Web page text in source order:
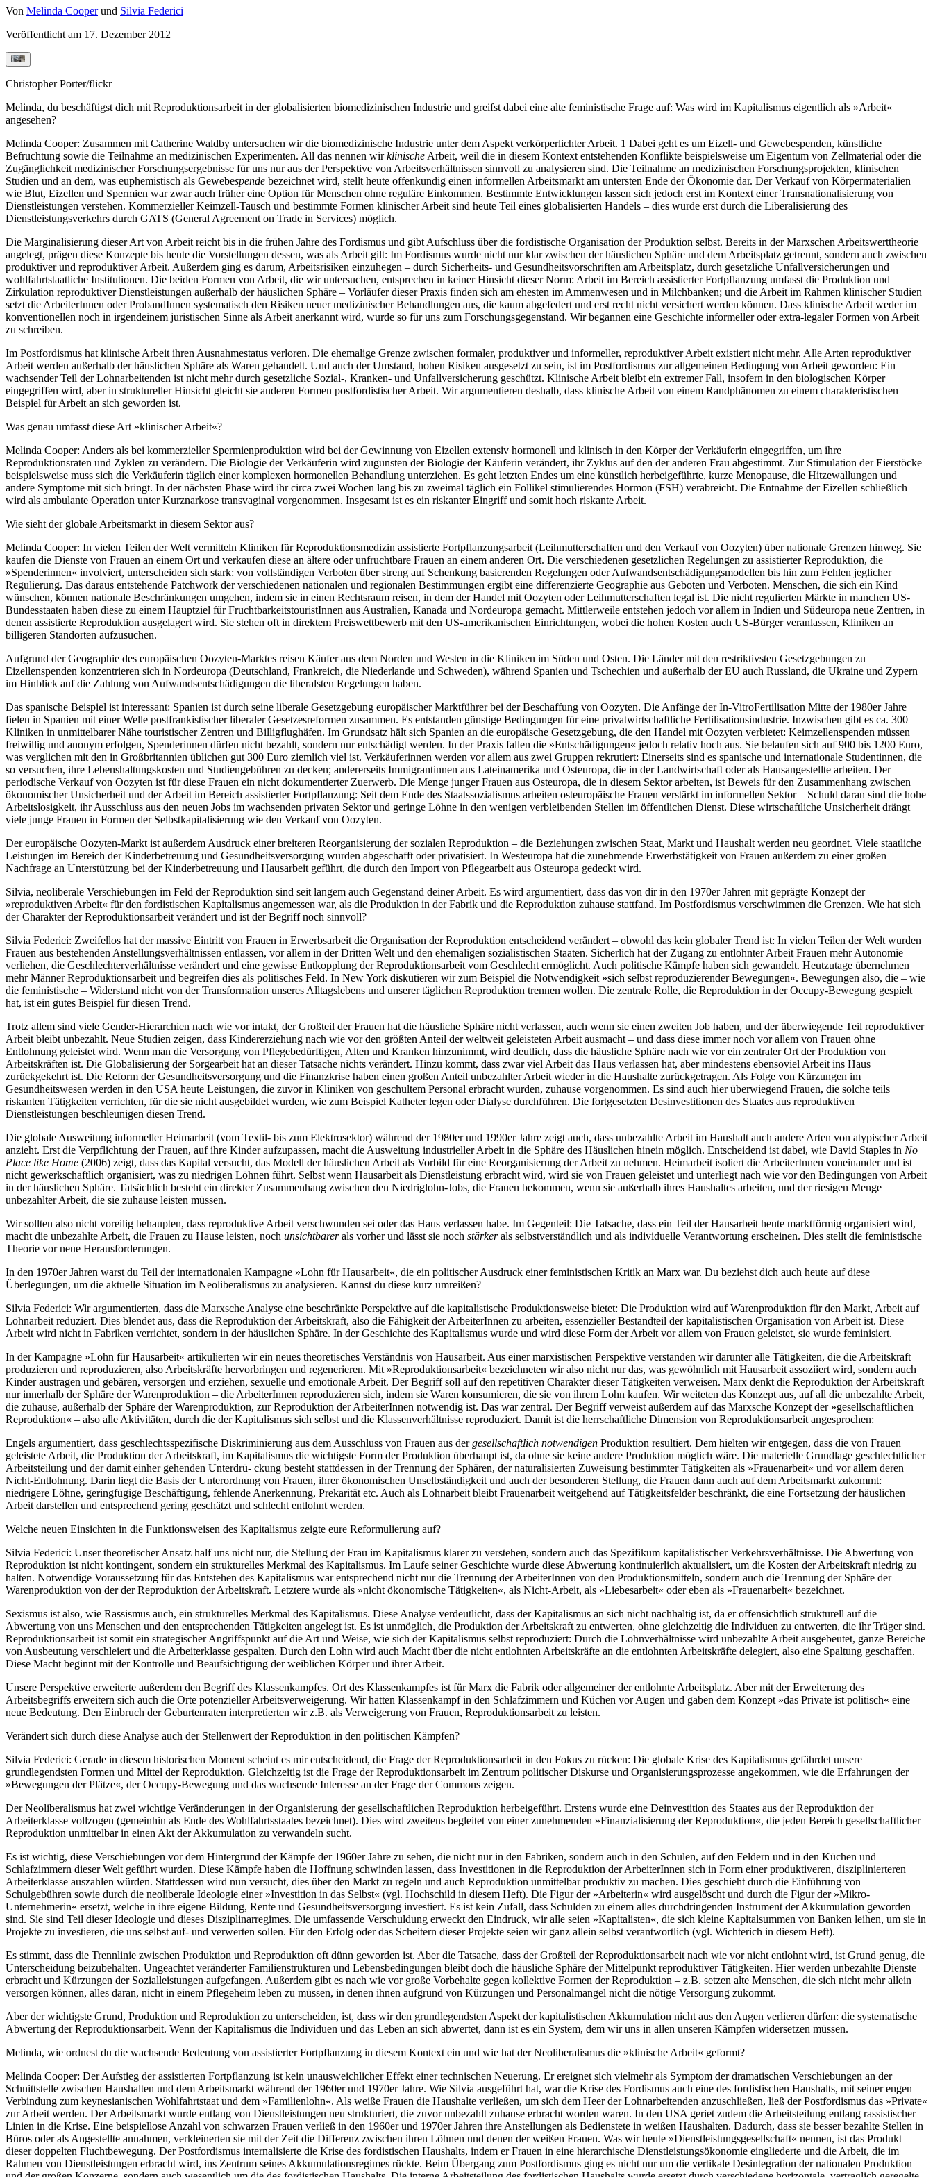
Von Melinda Cooperund Silvia Federici
Veröffentlicht am 17. Dezember 2012
Christopher Porter/flickr
Melinda, du beschäftigst dich mit Reproduktionsarbeit in der globalisierten biomedizinischen Industrie und greifst dabei eine alte feministische Frage auf: Was wird im Kapitalismus eigentlich als »Arbeit«
angesehen?
Melinda Cooper: Zusammen mit Catherine Waldby untersuchen wir die biomedizinische Industrie unter dem Aspekt verkörperlichter Arbeit. 1 Dabei geht es um Eizell- und Gewebespenden, künstliche
Befruchtung sowie die Teilnahme an medizinischen Experimenten. All das nennen wirklinische Arbeit, weil die in diesem Kontext entstehenden Konflikte beispielsweise um Eigentum von Zellmaterial oder die
Zugänglichkeit medizinischer Forschungsergebnisse für uns nur aus der Perspektive von Arbeitsverhältnissen sinnvoll zu analysieren sind. Die Teilnahme an medizinischen Forschungsprojekten, klinischen
Studien und an dem, was euphemistisch als Gewebespende bezeichnet wird, stellt heute offenkundig einen informellen Arbeitsmarkt am untersten Ende der Ökonomie dar. Der Verkauf von Körpermaterialien
wie Blut, Eizellen und Spermien war zwar auch früher eine Option für Menschen ohne reguläre Einkommen. Bestimmte Entwicklungen lassen sich jedoch erst im Kontext einer Transnationalisierung von
Dienstleistungen verstehen. Kommerzieller Keimzell-Tausch und bestimmte Formen klinischer Arbeit sind heute Teil eines globalisierten Handels – dies wurde erst durch die Liberalisierung des
Dienstleistungsverkehrs durch GATS (General Agreement on Trade in Services) möglich.
Die Marginalisierung dieser Art von Arbeit reicht bis in die frühen Jahre des Fordismus und gibt Aufschluss über die fordistische Organisation der Produktion selbst. Bereits in der Marxschen Arbeitswerttheorie
angelegt, prägen diese Konzepte bis heute die Vorstellungen dessen, was als Arbeit gilt: Im Fordismus wurde nicht nur klar zwischen der häuslichen Sphäre und dem Arbeitsplatz getrennt, sondern auch zwischen
produktiver und reproduktiver Arbeit. Außerdem ging es darum, Arbeitsrisiken einzuhegen – durch Sicherheits- und Gesundheitsvorschriften am Arbeitsplatz, durch gesetzliche Unfallversicherungen und
wohlfahrtstaatliche Institutionen. Die beiden Formen von Arbeit, die wir untersuchen, entsprechen in keiner Hinsicht dieser Norm: Arbeit im Bereich assistierter Fortpflanzung umfasst die Produktion und
Zirkulation reproduktiver Dienstleistungen außerhalb der häuslichen Sphäre – Vorläufer dieser Praxis finden sich am ehesten im Ammenwesen und in Milchbanken; und die Arbeit im Rahmen klinischer Studien
setzt die ArbeiterInnen oder ProbandInnen systematisch den Risiken neuer medizinischer Behandlungen aus, die kaum abgefedert und erst recht nicht versichert werden können. Dass klinische Arbeit weder im
konventionellen noch in irgendeinem juristischen Sinne als Arbeit anerkannt wird, wurde so für uns zum Forschungsgegenstand. Wir begannen eine Geschichte informeller oder extra-legaler Formen von Arbeit
zu schreiben.
Im Postfordismus hat klinische Arbeit ihren Ausnahmestatus verloren. Die ehemalige Grenze zwischen formaler, produktiver und informeller, reproduktiver Arbeit existiert nicht mehr. Alle Arten reproduktiver
Arbeit werden außerhalb der häuslichen Sphäre als Waren gehandelt. Und auch der Umstand, hohen Risiken ausgesetzt zu sein, ist im Postfordismus zur allgemeinen Bedingung von Arbeit geworden: Ein
wachsender Teil der Lohnarbeitenden ist nicht mehr durch gesetzliche Sozial-, Kranken- und Unfallversicherung geschützt. Klinische Arbeit bleibt ein extremer Fall, insofern in den biologischen Körper
eingegriffen wird, aber in struktureller Hinsicht gleicht sie anderen Formen postfordistischer Arbeit. Wir argumentieren deshalb, dass klinische Arbeit von einem Randphänomen zu einem charakteristischen
Beispiel für Arbeit an sich geworden ist.
Was genau umfasst diese Art »klinischer Arbeit«?
Melinda Cooper: Anders als bei kommerzieller Spermienproduktion wird bei der Gewinnung von Eizellen extensiv hormonell und klinisch in den Körper der Verkäuferin eingegriffen, um ihre
Reproduktionsraten und Zyklen zu verändern. Die Biologie der Verkäuferin wird zugunsten der Biologie der Käuferin verändert, ihr Zyklus auf den der anderen Frau abgestimmt. Zur Stimulation der Eierstöcke
beispielsweise muss sich die Verkäuferin täglich einer komplexen hormonellen Behandlung unterziehen. Es geht letzten Endes um eine künstlich herbeigeführte, kurze Menopause, die Hitzewallungen und
andere Symptome mit sich bringt. In der nächsten Phase wird ihr circa zwei Wochen lang bis zu zweimal täglich ein Follikel stimulierendes Hormon (FSH) verabreicht. Die Entnahme der Eizellen schließlich
wird als ambulante Operation unter Kurznarkose transvaginal vorgenommen. Insgesamt ist es ein riskanter Eingriff und somit hoch riskante Arbeit.
Wie sieht der globale Arbeitsmarkt in diesem Sektor aus?
Melinda Cooper: In vielen Teilen der Welt vermitteln Kliniken für Reproduktionsmedizin assistierte Fortpflanzungsarbeit (Leihmutterschaften und den Verkauf von Oozyten) über nationale Grenzen hinweg. Sie
kaufen die Dienste von Frauen an einem Ort und verkaufen diese an ältere oder unfruchtbare Frauen an einem anderen Ort. Die verschiedenen gesetzlichen Regelungen zu assistierter Reproduktion, die
»Spenderinnen« involviert, unterscheiden sich stark: von vollständigen Verboten über streng auf Schenkung basierenden Regelungen oder Aufwandsentschädigungsmodellen bis hin zum Fehlen jeglicher
Regulierung. Das daraus entstehende Patchwork der verschiedenen nationalen und regionalen Bestimmungen ergibt eine differenzierte Geographie aus Geboten und Verboten. Menschen, die sich ein Kind
wünschen, können nationale Beschränkungen umgehen, indem sie in einen Rechtsraum reisen, in dem der Handel mit Oozyten oder Leihmutterschaften legal ist. Die nicht regulierten Märkte in manchen US-
Bundesstaaten haben diese zu einem Hauptziel für FruchtbarkeitstouristInnen aus Australien, Kanada und Nordeuropa gemacht. Mittlerweile entstehen jedoch vor allem in Indien und Südeuropa neue Zentren, in
denen assistierte Reproduktion ausgelagert wird. Sie stehen oft in direktem Preiswettbewerb mit den US-amerikanischen Einrichtungen, wobei die hohen Kosten auch US-Bürger veranlassen, Kliniken an
billigeren Standorten aufzusuchen.
Aufgrund der Geographie des europäischen Oozyten-Marktes reisen Käufer aus dem Norden und Westen in die Kliniken im Süden und Osten. Die Länder mit den restriktivsten Gesetzgebungen zu
Eizellenspenden konzentrieren sich in Nordeuropa (Deutschland, Frankreich, die Niederlande und Schweden), während Spanien und Tschechien und außerhalb der EU auch Russland, die Ukraine und Zypern
im Hinblick auf die Zahlung von Aufwandsentschädigungen die liberalsten Regelungen haben.
Das spanische Beispiel ist interessant: Spanien ist durch seine liberale Gesetzgebung europäischer Marktführer bei der Beschaffung von Oozyten. Die Anfänge der In-VitroFertilisation Mitte der 1980er Jahre
fielen in Spanien mit einer Welle postfrankistischer liberaler Gesetzesreformen zusammen. Es entstanden günstige Bedingungen für eine privatwirtschaftliche Fertilisationsindustrie. Inzwischen gibt es ca. 300
Kliniken in unmittelbarer Nähe touristischer Zentren und Billigflughäfen. Im Grundsatz hält sich Spanien an die europäische Gesetzgebung, die den Handel mit Oozyten verbietet: Keimzellenspenden müssen
freiwillig und anonym erfolgen, Spenderinnen dürfen nicht bezahlt, sondern nur entschädigt werden. In der Praxis fallen die »Entschädigungen« jedoch relativ hoch aus. Sie belaufen sich auf 900 bis 1200 Euro,
was verglichen mit den in Großbritannien üblichen gut 300 Euro ziemlich viel ist. Verkäuferinnen werden vor allem aus zwei Gruppen rekrutiert: Einerseits sind es spanische und internationale Studentinnen, die
so versuchen, ihre Lebenshaltungskosten und Studiengebühren zu decken; andererseits Immigrantinnen aus Lateinamerika und Osteuropa, die in der Landwirtschaft oder als Hausangestellte arbeiten. Der
periodische Verkauf von Oozyten ist für diese Frauen ein nicht dokumentierter Zuerwerb. Die Menge junger Frauen aus Osteuropa, die in diesem Sektor arbeiten, ist Beweis für den Zusammenhang zwischen
ökonomischer Unsicherheit und der Arbeit im Bereich assistierter Fortpflanzung: Seit dem Ende des Staatssozialismus arbeiten osteuropäische Frauen verstärkt im informellen Sektor – Schuld daran sind die hohe
Arbeitslosigkeit, ihr Ausschluss aus den neuen Jobs im wachsenden privaten Sektor und geringe Löhne in den wenigen verbleibenden Stellen im öffentlichen Dienst. Diese wirtschaftliche Unsicherheit drängt
viele junge Frauen in Formen der Selbstkapitalisierung wie den Verkauf von Oozyten.
Der europäische Oozyten-Markt ist außerdem Ausdruck einer breiteren Reorganisierung der sozialen Reproduktion – die Beziehungen zwischen Staat, Markt und Haushalt werden neu geordnet. Viele staatliche
Leistungen im Bereich der Kinderbetreuung und Gesundheitsversorgung wurden abgeschafft oder privatisiert. In Westeuropa hat die zunehmende Erwerbstätigkeit von Frauen außerdem zu einer großen
Nachfrage an Unterstützung bei der Kinderbetreuung und Hausarbeit geführt, die durch den Import von Pflegearbeit aus Osteuropa gedeckt wird.
Silvia, neoliberale Verschiebungen im Feld der Reproduktion sind seit langem auch Gegenstand deiner Arbeit. Es wird argumentiert, dass das von dir in den 1970er Jahren mit geprägte Konzept der
»reproduktiven Arbeit« für den fordistischen Kapitalismus angemessen war, als die Produktion in der Fabrik und die Reproduktion zuhause stattfand. Im Postfordismus verschwimmen die Grenzen. Wie hat sich
der Charakter der Reproduktionsarbeit verändert und ist der Begriff noch sinnvoll?
Silvia Federici: Zweifellos hat der massive Eintritt von Frauen in Erwerbsarbeit die Organisation der Reproduktion entscheidend verändert – obwohl das kein globaler Trend ist: In vielen Teilen der Welt wurden
Frauen aus bestehenden Anstellungsverhältnissen entlassen, vor allem in der Dritten Welt und den ehemaligen sozialistischen Staaten. Sicherlich hat der Zugang zu entlohnter Arbeit Frauen mehr Autonomie
verliehen, die Geschlechterverhältnisse verändert und eine gewisse Entkopplung der Reproduktionsarbeit vom Geschlecht ermöglicht. Auch politische Kämpfe haben sich gewandelt. Heutzutage übernehmen
mehr Männer Reproduktionsarbeit und begreifen dies als politisches Feld. In New York diskutieren wir zum Beispiel die Notwendigkeit »sich selbst reproduzierender Bewegungen«. Bewegungen also, die – wie
die feministische – Widerstand nicht von der Transformation unseres Alltagslebens und unserer täglichen Reproduktion trennen wollen. Die zentrale Rolle, die Reproduktion in der Occupy-Bewegung gespielt
hat, ist ein gutes Beispiel für diesen Trend.
Trotz allem sind viele Gender-Hierarchien nach wie vor intakt, der Großteil der Frauen hat die häusliche Sphäre nicht verlassen, auch wenn sie einen zweiten Job haben, und der überwiegende Teil reproduktiver
Arbeit bleibt unbezahlt. Neue Studien zeigen, dass Kindererziehung nach wie vor den größten Anteil der weltweit geleisteten Arbeit ausmacht – und dass diese immer noch vor allem von Frauen ohne
Entlohnung geleistet wird. Wenn man die Versorgung von Pflegebedürftigen, Alten und Kranken hinzunimmt, wird deutlich, dass die häusliche Sphäre nach wie vor ein zentraler Ort der Produktion von
Arbeitskräften ist. Die Globalisierung der Sorgearbeit hat an dieser Tatsache nichts verändert. Hinzu kommt, dass zwar viel Arbeit das Haus verlassen hat, aber mindestens ebensoviel Arbeit ins Haus
zurückgekehrt ist. Die Reform der Gesundheitsversorgung und die Finanzkrise haben einen großen Anteil unbezahlter Arbeit wieder in die Haushalte zurückgetragen. Als Folge von Kürzungen im
Gesundheitswesen werden in den USA heute Leistungen, die zuvor in Kliniken von geschultem Personal erbracht wurden, zuhause vorgenommen. Es sind auch hier überwiegend Frauen, die solche teils
riskanten Tätigkeiten verrichten, für die sie nicht ausgebildet wurden, wie zum Beispiel Katheter legen oder Dialyse durchführen. Die fortgesetzten Desinvestitionen des Staates aus reproduktiven
Dienstleistungen beschleunigen diesen Trend.
Die globale Ausweitung informeller Heimarbeit (vom Textil- bis zum Elektrosektor) während der 1980er und 1990er Jahre zeigt auch, dass unbezahlte Arbeit im Haushalt auch andere Arten von atypischer Arbeit
anzieht. Erst die Verpflichtung der Frauen, auf ihre Kinder aufzupassen, macht die Ausweitung industrieller Arbeit in die Sphäre des Häuslichen hinein möglich. Entscheidend ist dabei, wie David Staples in No
Place like Home (2006) zeigt, dass das Kapital versucht, das Modell der häuslichen Arbeit als Vorbild für eine Reorganisierung der Arbeit zu nehmen. Heimarbeit isoliert die ArbeiterInnen voneinander und ist
nicht gewerkschaftlich organisiert, was zu niedrigen Löhnen führt. Selbst wenn Hausarbeit als Dienstleistung erbracht wird, wird sie von Frauen geleistet und unterliegt nach wie vor den Bedingungen von Arbeit
in der häuslichen Sphäre. Tatsächlich besteht ein direkter Zusammenhang zwischen den Niedriglohn-Jobs, die Frauen bekommen, wenn sie außerhalb ihres Haushaltes arbeiten, und der riesigen Menge
unbezahlter Arbeit, die sie zuhause leisten müssen.
Wir sollten also nicht voreilig behaupten, dass reproduktive Arbeit verschwunden sei oder das Haus verlassen habe. Im Gegenteil: Die Tatsache, dass ein Teil der Hausarbeit heute marktförmig organisiert wird,
macht die unbezahlte Arbeit, die Frauen zu Hause leisten, noch unsichtbarerals vorher und lässt sie noch stärkerals selbstverständlich und als individuelle Verantwortung erscheinen. Dies stellt die feministische
Theorie vor neue Herausforderungen.
In den 1970er Jahren warst du Teil der internationalen Kampagne »Lohn für Hausarbeit«, die ein politischer Ausdruck einer feministischen Kritik an Marx war. Du beziehst dich auch heute auf diese
Überlegungen, um die aktuelle Situation im Neoliberalismus zu analysieren. Kannst du diese kurz umreißen?
Silvia Federici: Wir argumentierten, dass die Marxsche Analyse eine beschränkte Perspektive auf die kapitalistische Produktionsweise bietet: Die Produktion wird auf Warenproduktion für den Markt, Arbeit auf
Lohnarbeit reduziert. Dies blendet aus, dass die Reproduktion der Arbeitskraft, also die Fähigkeit der ArbeiterInnen zu arbeiten, essenzieller Bestandteil der kapitalistischen Organisation von Arbeit ist. Diese
Arbeit wird nicht in Fabriken verrichtet, sondern in der häuslichen Sphäre. In der Geschichte des Kapitalismus wurde und wird diese Form der Arbeit vor allem von Frauen geleistet, sie wurde feminisiert.
In der Kampagne »Lohn für Hausarbeit« artikulierten wir ein neues theoretisches Verständnis von Hausarbeit. Aus einer marxistischen Perspektive verstanden wir darunter alle Tätigkeiten, die die Arbeitskraft
produzieren und reproduzieren, also Arbeitskräfte hervorbringen und regenerieren. Mit »Reproduktionsarbeit« bezeichneten wir also nicht nur das, was gewöhnlich mit Hausarbeit assoziiert wird, sondern auch
Kinder austragen und gebären, versorgen und erziehen, sexuelle und emotionale Arbeit. Der Begriff soll auf den repetitiven Charakter dieser Tätigkeiten verweisen. Marx denkt die Reproduktion der Arbeitskraft
nur innerhalb der Sphäre der Warenproduktion – die ArbeiterInnen reproduzieren sich, indem sie Waren konsumieren, die sie von ihrem Lohn kaufen. Wir weiteten das Konzept aus, auf all die unbezahlte Arbeit,
die zuhause, außerhalb der Sphäre der Warenproduktion, zur Reproduktion der ArbeiterInnen notwendig ist. Das war zentral. Der Begriff verweist außerdem auf das Marxsche Konzept der »gesellschaftlichen
Reproduktion« – also alle Aktivitäten, durch die der Kapitalismus sich selbst und die Klassenverhältnisse reproduziert. Damit ist die herrschaftliche Dimension von Reproduktionsarbeit angesprochen:
Engels argumentiert, dass geschlechtsspezifische Diskriminierung aus dem Ausschluss von Frauen aus dergesellschaftlich notwendigen Produktion resultiert. Dem hielten wir entgegen, dass die von Frauen
geleistete Arbeit, die Produktion der Arbeitskraft, im Kapitalismus die wichtigste Form der Produktion überhaupt ist, da ohne sie keine andere Produktion möglich wäre. Die materielle Grundlage geschlechtlicher
Arbeitsteilung und der damit einher gehenden Unterdrü- ckung besteht stattdessen in der Trennung der Sphären, der naturalisierten Zuweisung bestimmter Tätigkeiten als »Frauenarbeit« und vor allem deren
Nicht-Entlohnung. Darin liegt die Basis der Unterordnung von Frauen, ihrer ökonomischen Unselbständigkeit und auch der besonderen Stellung, die Frauen dann auch auf dem Arbeitsmarkt zukommt:
niedrigere Löhne, geringfügige Beschäftigung, fehlende Anerkennung, Prekarität etc. Auch als Lohnarbeit bleibt Frauenarbeit weitgehend auf Tätigkeitsfelder beschränkt, die eine Fortsetzung der häuslichen
Arbeit darstellen und entsprechend gering geschätzt und schlecht entlohnt werden.
Welche neuen Einsichten in die Funktionsweisen des Kapitalismus zeigte eure Reformulierung auf?
Silvia Federici: Unser theoretischer Ansatz half uns nicht nur, die Stellung der Frau im Kapitalismus klarer zu verstehen, sondern auch das Spezifikum kapitalistischer Verkehrsverhältnisse. Die Abwertung von
Reproduktion ist nicht kontingent, sondern ein strukturelles Merkmal des Kapitalismus. Im Laufe seiner Geschichte wurde diese Abwertung kontinuierlich aktualisiert, um die Kosten der Arbeitskraft niedrig zu
halten. Notwendige Voraussetzung für das Entstehen des Kapitalismus war entsprechend nicht nur die Trennung der ArbeiterInnen von den Produktionsmitteln, sondern auch die Trennung der Sphäre der
Warenproduktion von der der Reproduktion der Arbeitskraft. Letztere wurde als »nicht ökonomische Tätigkeiten«, als Nicht-Arbeit, als »Liebesarbeit« oder eben als »Frauenarbeit« bezeichnet.
Sexismus ist also, wie Rassismus auch, ein strukturelles Merkmal des Kapitalismus. Diese Analyse verdeutlicht, dass der Kapitalismus an sich nicht nachhaltig ist, da er offensichtlich strukturell auf die
Abwertung von uns Menschen und den entsprechenden Tätigkeiten angelegt ist. Es ist unmöglich, die Produktion der Arbeitskraft zu entwerten, ohne gleichzeitig die Individuen zu entwerten, die ihr Träger sind.
Reproduktionsarbeit ist somit ein strategischer Angriffspunkt auf die Art und Weise, wie sich der Kapitalismus selbst reproduziert: Durch die Lohnverhältnisse wird unbezahlte Arbeit ausgebeutet, ganze Bereiche
von Ausbeutung verschleiert und die Arbeiterklasse gespalten. Durch den Lohn wird auch Macht über die nicht entlohnten Arbeitskräfte an die entlohnten Arbeitskräfte delegiert, also eine Spaltung geschaffen.
Diese Macht beginnt mit der Kontrolle und Beaufsichtigung der weiblichen Körper und ihrer Arbeit.
Unsere Perspektive erweiterte außerdem den Begriff des Klassenkampfes. Ort des Klassenkampfes ist für Marx die Fabrik oder allgemeiner der entlohnte Arbeitsplatz. Aber mit der Erweiterung des
Arbeitsbegriffs erweitern sich auch die Orte potenzieller Arbeitsverweigerung. Wir hatten Klassenkampf in den Schlafzimmern und Küchen vor Augen und gaben dem Konzept »das Private ist politisch« eine
neue Bedeutung. Den Einbruch der Geburtenraten interpretierten wir z.B. als Verweigerung von Frauen, Reproduktionsarbeit zu leisten.
Verändert sich durch diese Analyse auch der Stellenwert der Reproduktion in den politischen Kämpfen?
Silvia Federici: Gerade in diesem historischen Moment scheint es mir entscheidend, die Frage der Reproduktionsarbeit in den Fokus zu rücken: Die globale Krise des Kapitalismus gefährdet unsere
grundlegendsten Formen und Mittel der Reproduktion. Gleichzeitig ist die Frage der Reproduktionsarbeit im Zentrum politischer Diskurse und Organisierungsprozesse angekommen, wie die Erfahrungen der
»Bewegungen der Plätze«, der Occupy-Bewegung und das wachsende Interesse an der Frage der Commons zeigen.
Der Neoliberalismus hat zwei wichtige Veränderungen in der Organisierung der gesellschaftlichen Reproduktion herbeigeführt. Erstens wurde eine Deinvestition des Staates aus der Reproduktion der
Arbeiterklasse vollzogen (gemeinhin als Ende des Wohlfahrtsstaates bezeichnet). Dies wird zweitens begleitet von einer zunehmenden »Finanzialisierung der Reproduktion«, die jeden Bereich gesellschaftlicher
Reproduktion unmittelbar in einen Akt der Akkumulation zu verwandeln sucht.
Es ist wichtig, diese Verschiebungen vor dem Hintergrund der Kämpfe der 1960er Jahre zu sehen, die nicht nur in den Fabriken, sondern auch in den Schulen, auf den Feldern und in den Küchen und
Schlafzimmern dieser Welt geführt wurden. Diese Kämpfe haben die Hoffnung schwinden lassen, dass Investitionen in die Reproduktion der ArbeiterInnen sich in Form einer produktiveren, disziplinierteren
Arbeiterklasse auszahlen würden. Stattdessen wird nun versucht, dies über den Markt zu regeln und auch Reproduktion unmittelbar produktiv zu machen. Dies geschieht durch die Einführung von
Schulgebühren sowie durch die neoliberale Ideologie einer »Investition in das Selbst« (vgl. Hochschild in diesem Heft). Die Figur der »Arbeiterin« wird ausgelöscht und durch die Figur der »Mikro-
Unternehmerin« ersetzt, welche in ihre eigene Bildung, Rente und Gesundheitsversorgung investiert. Es ist kein Zufall, dass Schulden zu einem alles durchdringenden Instrument der Akkumulation geworden
sind. Sie sind Teil dieser Ideologie und dieses Disziplinarregimes. Die umfassende Verschuldung erweckt den Eindruck, wir alle seien »Kapitalisten«, die sich kleine Kapitalsummen von Banken leihen, um sie in
Projekte zu investieren, die uns selbst auf- und verwerten sollen. Für den Erfolg oder das Scheitern dieser Projekte seien wir ganz allein selbst verantwortlich (vgl. Wichterich in diesem Heft).
Es stimmt, dass die Trennlinie zwischen Produktion und Reproduktion oft dünn geworden ist. Aber die Tatsache, dass der Großteil der Reproduktionsarbeit nach wie vor nicht entlohnt wird, ist Grund genug, die
Unterscheidung beizubehalten. Ungeachtet veränderter Familienstrukturen und Lebensbedingungen bleibt doch die häusliche Sphäre der Mittelpunkt reproduktiver Tätigkeiten. Hier werden unbezahlte Dienste
erbracht und Kürzungen der Sozialleistungen aufgefangen. Außerdem gibt es nach wie vor große Vorbehalte gegen kollektive Formen der Reproduktion – z.B. setzen alte Menschen, die sich nicht mehr allein
versorgen können, alles daran, nicht in einem Pflegeheim leben zu müssen, in denen ihnen aufgrund von Kürzungen und Personalmangel nicht die nötige Versorgung zukommt.
Aber der wichtigste Grund, Produktion und Reproduktion zu unterscheiden, ist, dass wir den grundlegendsten Aspekt der kapitalistischen Akkumulation nicht aus den Augen verlieren dürfen: die systematische
Abwertung der Reproduktionsarbeit. Wenn der Kapitalismus die Individuen und das Leben an sich abwertet, dann ist es ein System, dem wir uns in allen unseren Kämpfen widersetzen müssen.
Melinda, wie ordnest du die wachsende Bedeutung von assistierter Fortpflanzung in diesem Kontext ein und wie hat der Neoliberalismus die »klinische Arbeit« geformt?
Melinda Cooper: Der Aufstieg der assistierten Fortpflanzung ist kein unausweichlicher Effekt einer technischen Neuerung. Er ereignet sich vielmehr als Symptom der dramatischen Verschiebungen an der
Schnittstelle zwischen Haushalten und dem Arbeitsmarkt während der 1960er und 1970er Jahre. Wie Silvia ausgeführt hat, war die Krise des Fordismus auch eine des fordistischen Haushalts, mit seiner engen
Verbindung zum keynesianischen Wohlfahrtstaat und dem »Familienlohn«. Als weiße Frauen die Haushalte verließen, um sich dem Heer der Lohnarbeitenden anzuschließen, ließ der Postfordismus das »Private«
zur Arbeit werden. Der Arbeitsmarkt wurde entlang von Dienstleistungen neu strukturiert, die zuvor unbezahlt zuhause erbracht worden waren. In den USA geriet zudem die Arbeitsteilung entlang rassistischer
Linien in die Krise. Eine beispiellose Anzahl von schwarzen Frauen verließ in den 1960er und 1970er Jahren ihre Anstellungen als Bedienstete in weißen Haushalten. Dadurch, dass sie besser bezahlte Stellen in
Büros oder als Angestellte annahmen, verkleinerten sie mit der Zeit die Differenz zwischen ihren Löhnen und denen der weißen Frauen. Was wir heute »Dienstleistungsgesellschaft« nennen, ist das Produkt
dieser doppelten Fluchtbewegung. Der Postfordismus internalisierte die Krise des fordistischen Haushalts, indem er Frauen in eine hierarchische Dienstleistungsökonomie eingliederte und die Arbeit, die im
Rahmen von Dienstleistungen erbracht wird, ins Zentrum seines Akkumulationsregimes rückte. Beim Übergang zum Postfordismus ging es nicht nur um die vertikale Desintegration der nationalen Produktion